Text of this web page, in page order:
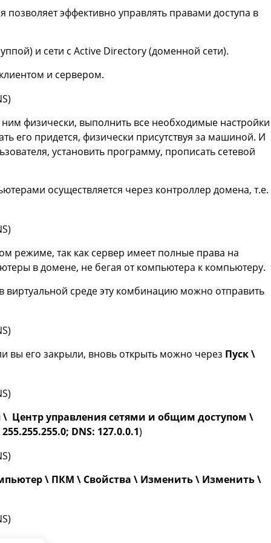
эффективно управлять правами доступа в
и сети с Active Directory (доменной сети).
и сервером.
физически, выполнить все необходимые настройки
его придется, физически присутствуя за машиной. И
установить программу, прописать сетевой
осуществляется через контроллер домена, т.е.
режиме, так как сервер имеет полные права на
в домене, не бегая от компьютера к компьютеру.
среде эту комбинацию можно отправить
вы его закрыли, вновь открыть можно через Пуск \
\ Центр управления сетями и общим доступом \
DNS: 127.0.0.1)
\ ПКМ \ Свойства \ Изменить \ Изменить \